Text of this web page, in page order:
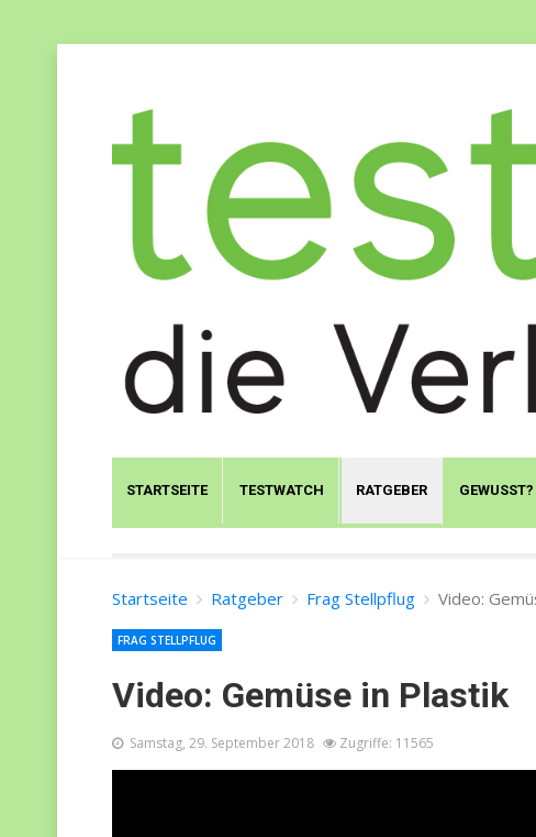
STARTSEITE TESTWATCH RATGEBER GEWUSST?
Startseite Ratgeber Frag Stellpflug Video:
Video: Gemüse in Plastik
FRAG STELLPFLUG
Samstag, 29. September 2018 Zugriffe: 11565